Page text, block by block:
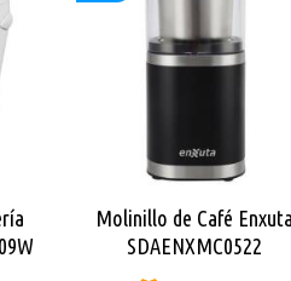
Molinillo de Café Enxuta
SDAENXMC0522